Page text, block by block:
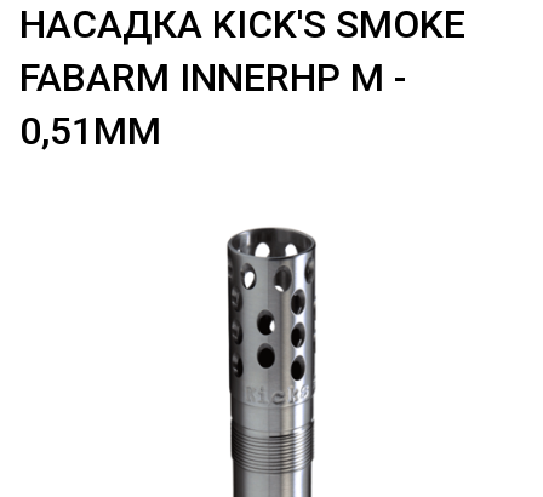
НАСАДКА KICK'S SMOKE
FABARM INNERHP M -
0,51ММ